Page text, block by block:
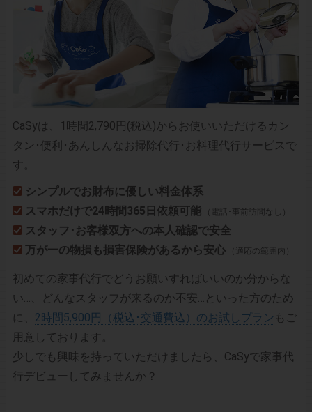
CaSyは、1時間2,790円(税込)からお使いいただけるカン
タン･便利･あんしんなお掃除代行･お料理代行サービスで
す。
シンプルでお財布に優しい料金体系
スマホだけで24時間365日依頼可能
（電話･事前訪問なし）
スタッフ･お客様双方への本人確認で安全
万が一の物損も損害保険があるから安心
（適応の範囲内）
初めての家事代行でどうお願いすればいいのか分からな
い…、どんなスタッフが来るのか不安…といった方のため
に、 2時間5,900円（税込･交通費込）のお試しプラン もご
用意しております。
少しでも興味を持っていただけましたら、CaSyで家事代
行デビューしてみませんか？